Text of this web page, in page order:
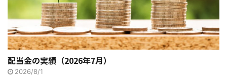
配当金の実績（2026年7月）
2026/8/1